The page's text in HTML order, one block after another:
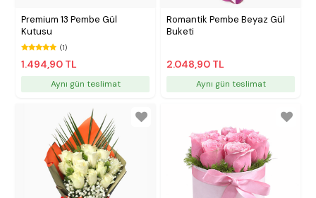
Premium 13 Pembe Gül
Kutusu
(1)
1.494,90 TL
Aynı gün teslimat
Romantik Pembe Beyaz Gül
Buketi
2.048,90 TL
Aynı gün teslimat